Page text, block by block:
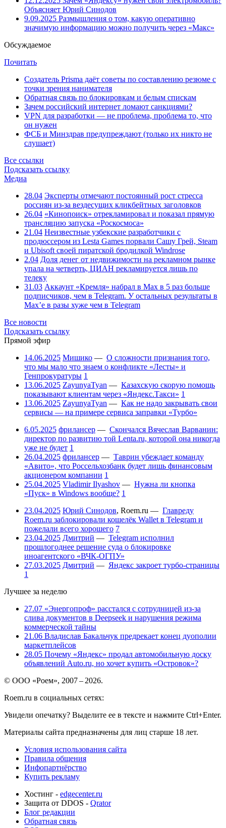
Объясняет Юрий Синодов
9.09.2025 Размышления о том, какую оперативно
значимую информацию можно получить через «Макс»
Обсуждаемое
Почитать
Создатель Prisma даёт советы по составлению резюме с
точки зрения нанимателя
Обратная связь по блокировкам и белым спискам
Зачем российский интернет ломают санкциями?
VPN для разработки — не проблема, проблема то, что
он нужен
ФСБ и Минздрав предупреждают (только их никто не
слушает)
Все ссылки
Подсказать ссылку
Медиа
28.04 Эксперты отмечают постоянный рост стресса
россиян из-за вездесущих кликбейтных заголовков
26.04 «Кинопоиск» отрекламировал и показал прямую
трансляцию запуска «Роскосмоса»
21.04 Неизвестные узбекские разработчики с
продюссером из Lesta Games порвали Сашу Грей, Steam
и Ubisoft своей пиратской бродилкой Windrose
2.04 Доля денег от недвижимости на рекламном рынке
упала на четверть, ЦИАН рекламируется лишь по
телеку
31.03 Аккаунт «Кремля» набрал в Max в 5 раз больше
подписчиков, чем в Telegram. У остальных результаты в
Max’е в разы хуже чем в Telegram
Все новости
Подсказать ссылку
Прямой эфир
14.06.2025 Мишико — О сложности признания того,
что мы мало что знаем о конфликте «Лесты» и
Генпрокуратуры 1
13.06.2025 ZayunyaTyan — Казахскую скорую помощь
показывают клиентам через «Яндекс.Такси» 1
13.06.2025 ZayunyaTyan — Как не надо закрывать свои
сервисы — на примере сервиса заправки «Турбо»
6.05.2025 фрилансер — Скончался Вячеслав Варванин:
директор по развитию той Lenta.ru, которой она никогда
уже не будет 1
26.04.2025 фрилансер — Таврин убеждает команду
«Авито», что Россельхозбанк будет лишь финансовым
акционером компании 1
25.04.2025 Vladimir Ilyashov — Нужна ли кнопка
«Пуск» в Windows вообще? 1
23.04.2025 Юрий Синодов, Roem.ru — Главреду
Roem.ru заблокировали кошелёк Wallet в Telegram и
пожелали всего хорошего 7
23.04.2025 Дмитрий — Telegram исполнил
прошлогоднее решение суда о блокировке
иноагентского «ВЧК-ОГПУ»
27.03.2025 Дмитрий — Яндекс закроет турбо-страницы
1
Лучшее за неделю
27.07 «Энергопроф» расстался с сотрудницей из-за
слива документов в Deepseek и нарушения режима
коммерческой тайны
21.06 Владислав Бакальчук предрекает конец дуополии
маркетплейсов
28.05 Почему «Яндекс» продал автомобильную доску
объявлений Auto.ru, но хочет купить «Островок»?
© ООО «Роем», 2007 – 2026.
Roem.ru в социальных сетях:
Увидели опечатку? Выделите ее в тексте и нажмите Ctrl+Enter.
Материалы сайта предназначены для лиц старше 18 лет.
Условия использования сайта
Правила общения
Инфопартнёрство
Купить рекламу
Хостинг - edgecenter.ru
Защита от DDOS - Qrator
Блог редакции
Обратная связь